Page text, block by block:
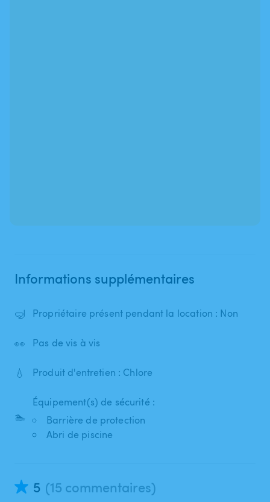
Informations supplémentaires
🤿 Propriétaire présent pendant la location : Non
👀 Pas de vis à vis
💧 Produit d'entretien : Chlore
🏊
Équipement(s) de sécurité :
Barrière de protection
Abri de piscine
5 (15 commentaires)